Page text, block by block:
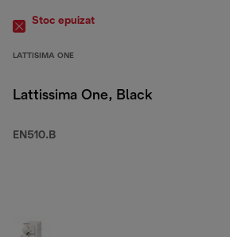
Stoc epuizat
LATTISIMA ONE
Lattissima One, Black
EN510.B